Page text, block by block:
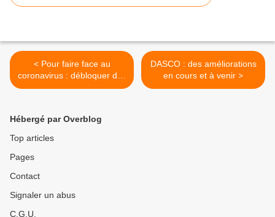
< Pour faire face au
coronavirus : débloquer des
moyens, protéger les
DASCO : des améliorations
en cours et à venir >
Hébergé par Overblog
Top articles
Pages
Contact
Signaler un abus
C.G.U.